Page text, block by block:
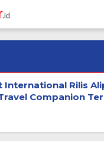
International Rilis
Companion